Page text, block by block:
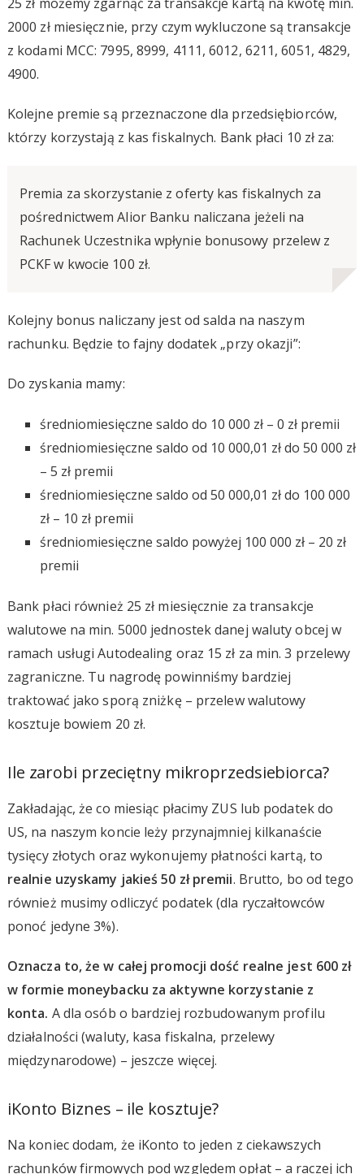
2000 zł miesięcznie, przy czym wykluczone są transakcje
z kodami MCC: 7995, 8999, 4111, 6012, 6211, 6051, 4829,
4900.
Kolejne premie są przeznaczone dla przedsiębiorców,
którzy korzystają z kas fiskalnych. Bank płaci 10 zł za:
Premia za skorzystanie z oferty kas fiskalnych za
pośrednictwem Alior Banku naliczana jeżeli na
Rachunek Uczestnika wpłynie bonusowy przelew z
PCKF w kwocie 100 zł.
Kolejny bonus naliczany jest od salda na naszym
rachunku. Będzie to fajny dodatek „przy okazji”:
Do zyskania mamy:
średniomiesięczne saldo do 10 000 zł – 0 zł premii
średniomiesięczne saldo od 10 000,01 zł do 50 000 zł
– 5 zł premii
średniomiesięczne saldo od 50 000,01 zł do 100 000
zł – 10 zł premii
średniomiesięczne saldo powyżej 100 000 zł – 20 zł
premii
Bank płaci również 25 zł miesięcznie za transakcje
walutowe na min. 5000 jednostek danej waluty obcej w
ramach usługi Autodealing oraz 15 zł za min. 3 przelewy
zagraniczne. Tu nagrodę powinniśmy bardziej
traktować jako sporą zniżkę – przelew walutowy
kosztuje bowiem 20 zł.
Ile zarobi przeciętny mikroprzedsiebiorca?
Zakładając, że co miesiąc płacimy ZUS lub podatek do
US, na naszym koncie leży przynajmniej kilkanaście
tysięcy złotych oraz wykonujemy płatności kartą, to
realnie uzyskamy jakieś 50 zł premii. Brutto, bo od tego
również musimy odliczyć podatek (dla ryczałtowców
ponoć jedyne 3%).
Oznacza to, że w całej promocji dość realne jest 600 zł
w formie moneybacku za aktywne korzystanie z
konta. A dla osób o bardziej rozbudowanym profilu
działalności (waluty, kasa fiskalna, przelewy
międzynarodowe) – jeszcze więcej.
iKonto Biznes – ile kosztuje?
Na koniec dodam, że iKonto to jeden z ciekawszych
rachunków firmowych pod względem opłat – a raczej ich